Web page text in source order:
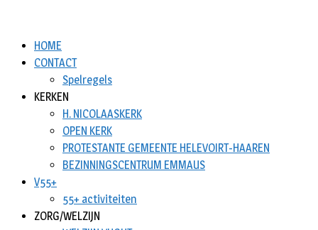
HOME
CONTACT
Spelregels
KERKEN
H. NICOLAASKERK
OPEN KERK
PROTESTANTE GEMEENTE HELEVOIRT-HAAREN
BEZINNINGSCENTRUM EMMAUS
V55+
55+ activiteiten
ZORG/WELZIJN